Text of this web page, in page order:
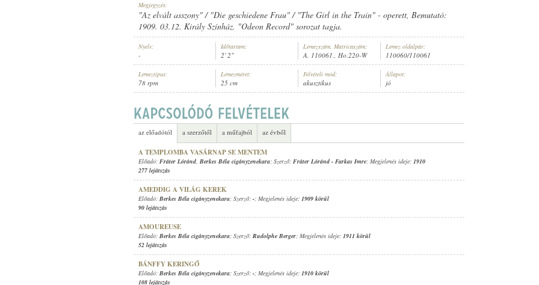
ELŐADÓ: BERKES BÉLA CIGÁNYZENEKARA
Megjegyzés:
"Az elvált asszony" / "Die geschiedene Frau" / "The Girl in the Train" - operett, Bemutató:
1909. 03.12. Király Színház. "Odeon Record" sorozat tagja.
Nyelv:
-
Időtartam:
2' 2"
Lemezszám, Matricaszám:
A. 110061., Ho.220-W
Lemez oldalpár:
110060/110061
Lemeztípus:
78 rpm
Lemezméret:
25 cm
Felvételi mód:
akusztikus
Állapot:
jó
az előadótól a szerzőtől a műfajból az évből
A TEMPLOMBA VASÁRNAP SE MENTEM
Előadó: Fráter Lóránd, Berkes Béla cigányzenekara; Szerző: Fráter Lóránd - Farkas Imre; Megjelenés ideje: 1910
277 lejátszás
AMEDDIG A VILÁG KEREK
Előadó: Berkes Béla cigányzenekara; Szerző: -; Megjelenés ideje: 1909 körül
90 lejátszás
AMOUREUSE
Előadó: Berkes Béla cigányzenekara; Szerző: Rudolphe Berger; Megjelenés ideje: 1911 körül
52 lejátszás
BÁNFFY KERINGŐ
Előadó: Berkes Béla cigányzenekara; Szerző: -; Megjelenés ideje: 1910 körül
108 lejátszás